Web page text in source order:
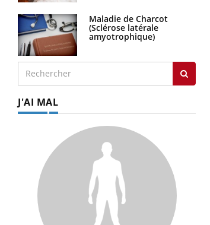
Maladie de Charcot
(Sclérose latérale
amyotrophique)
J'AI MAL